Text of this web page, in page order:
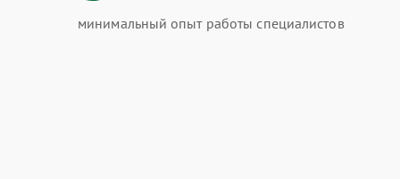
минимальный опыт работы специалистов